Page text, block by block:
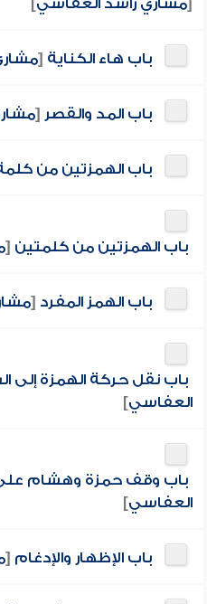
[مشاري راشد العفاسي]
باب هاء الكناية [
باب المد والقصر [
باب الهمزتين من
باب الهمزتين من كلمتين [
باب الهمز المفرد [
باب نقل حركة الهمزة إلى
العفاسي]
باب وقف حمزة وهشام على
العفاسي]
باب الإظهار والإدغام [